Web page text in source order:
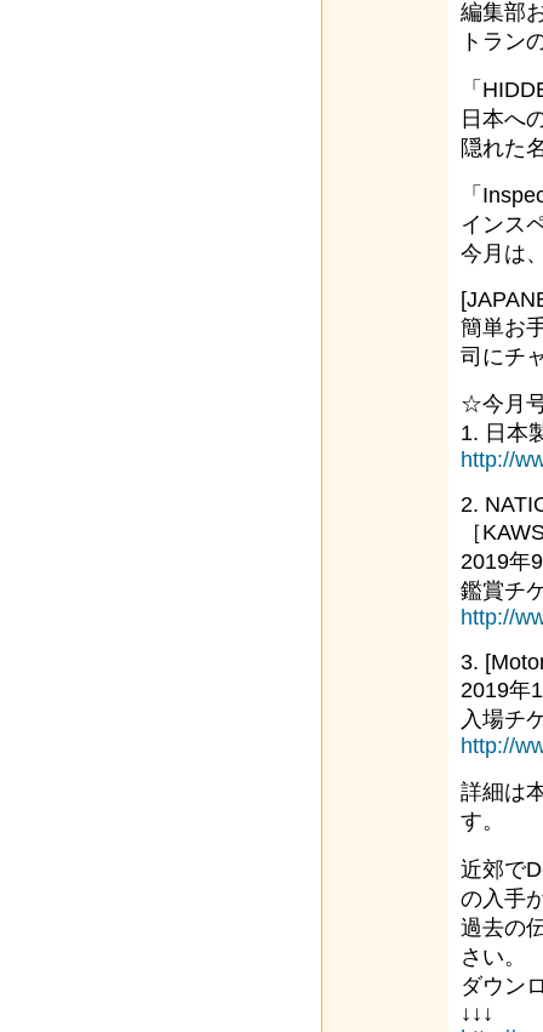
編集部
トラン
「
日本へ
隠れた
「
インス
今月は
簡単お
司にチ
☆今月
1. 日本
http://
2.
［
2019年
鑑賞チ
http://
3.
2019年
入場チ
http://
詳細は
す。
近郊で
の入手
過去の
さい。
ダウン
↓↓↓